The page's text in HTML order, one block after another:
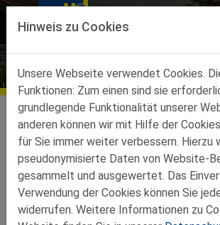
Direkt zur Hauptnavigation springen
Direkt zum Inhalt springen
Aktuelles
Sturmheuriger 4.10.2025
07.10.2025 Veranstaltung, Melk
Bergland-Petzenkirchen
Hinweis zu Cookies
Unsere Webseite verwendet Cookies.
Funktionen: Zum einen sind sie
grundlegende Funktionalität unserer
anderen können wir mit Hilfe der
für Sie immer weiter verbessern. Hierzu
pseudonymisierte Daten von Website-
gesammelt und ausgewertet. Das
Verwendung der Cookies können Sie
widerrufen. Weitere Informationen zu